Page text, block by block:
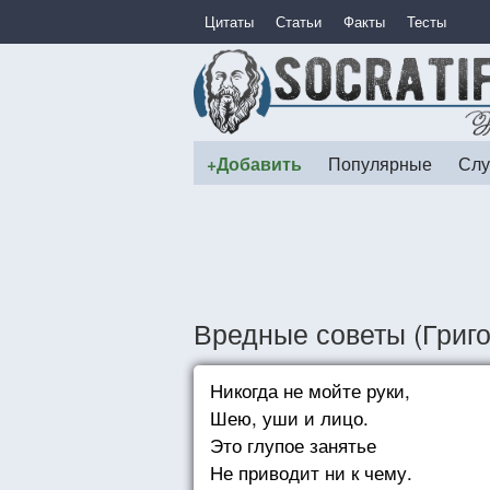
Цитаты Статьи Факты Тесты
+Добавить Популярные
Вредные советы
Никогда не мойте руки,
Шею, уши и лицо.
Это глупое занятье
Не приводит ни к чему.